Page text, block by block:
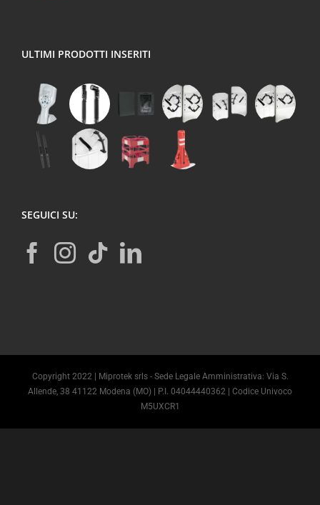
ULTIMI PRODOTTI INSERITI
SEGUICI SU:
Copyright 2022 | Miprotek srls - Sede Legale Amministrativa: Via S.
Allende, 38 41122 Modena (MO) | P.I. 04044440362 | Codice Univoco
M5UXCR1